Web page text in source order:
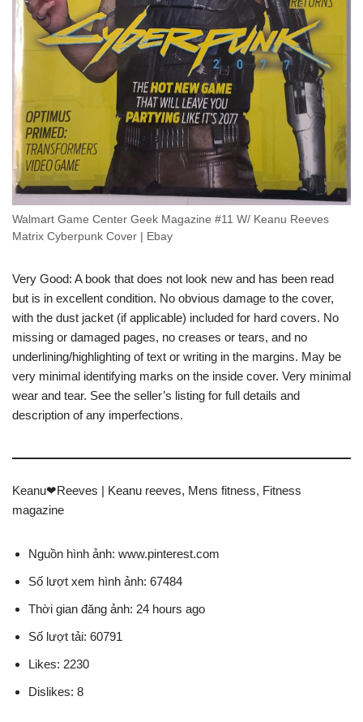
Walmart Game Center Geek Magazine #11 W/ Keanu Reeves
Matrix Cyberpunk Cover | Ebay
Very Good: A book that does not look new and has been read
but is in excellent condition. No obvious damage to the cover,
with the dust jacket (if applicable) included for hard covers. No
missing or damaged pages, no creases or tears, and no
underlining/highlighting of text or writing in the margins. May be
very minimal identifying marks on the inside cover. Very minimal
wear and tear. See the seller’s listing for full details and
description of any imperfections.
Keanu❤Reeves | Keanu reeves, Mens fitness, Fitness
magazine
Nguồn hình ảnh: www.pinterest.com
Số lượt xem hình ảnh: 67484
Thời gian đăng ảnh: 24 hours ago
Số lượt tải: 60791
Likes: 2230
Dislikes: 8